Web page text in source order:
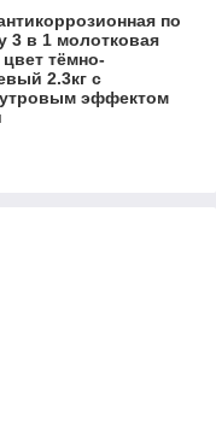
по
3 в 1 молотковая
тёмно-
2.3кг с
эффектом